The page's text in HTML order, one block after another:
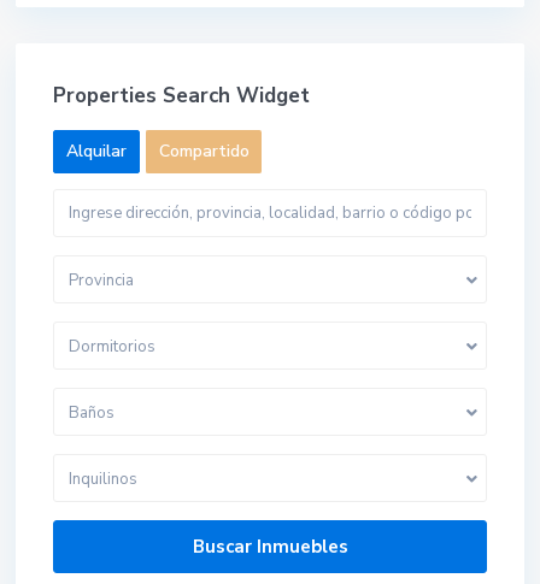
Properties Search Widget
Alquilar Compartido
Provincia
Dormitorios
Baños
Inquilinos